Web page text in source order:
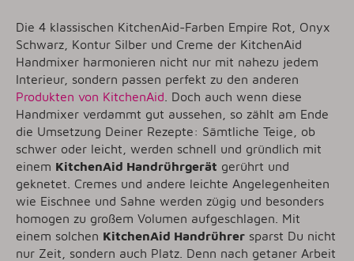
Die 4 klassischen KitchenAid-Farben Empire Rot, Onyx
Schwarz, Kontur Silber und Creme der KitchenAid
Handmixer harmonieren nicht nur mit nahezu jedem
Interieur, sondern passen perfekt zu den anderen
Produkten von KitchenAid . Doch auch wenn diese
Handmixer verdammt gut aussehen, so zählt am Ende
die Umsetzung Deiner Rezepte: Sämtliche Teige, ob
schwer oder leicht, werden schnell und gründlich mit
einem KitchenAid Handrührgerät gerührt und
geknetet. Cremes und andere leichte Angelegenheiten
wie Eischnee und Sahne werden zügig und besonders
homogen zu großem Volumen aufgeschlagen. Mit
einem solchen KitchenAid Handrührer sparst Du nicht
nur Zeit, sondern auch Platz. Denn nach getaner Arbeit